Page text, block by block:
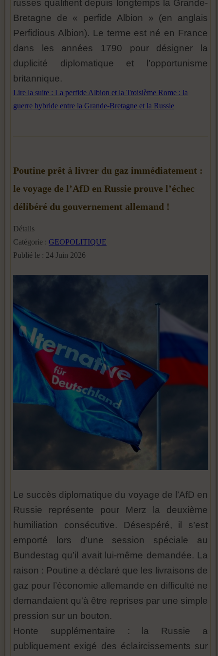
russes qualifient depuis longtemps la Grande-
Bretagne de « perfide Albion » (en anglais
Perfidious Albion). Le terme est né en France
dans les années 1790 pour désigner la
duplicité diplomatique et l’opportunisme
britannique.
Lire la suite : La perfide Albion et la Troisième Rome : la
guerre hybride entre la Grande-Bretagne et la Russie
Poutine prêt à livrer du gaz immédiatement :
le voyage de l’AfD en Russie prouve l’échec
délibéré du gouvernement allemand !
Détails
Catégorie : GEOPOLITIQUE
Publié le : 24 Juin 2026
Le succès diplomatique du voyage de l’AfD en
Russie représente pour Merz la deuxième
humiliation consécutive. Désespéré, il s’est
emporté lors d’une session spéciale au
Bundestag qu’il avait lui-même demandée. La
raison : Poutine a déclaré que les livraisons de
gaz pour l’économie allemande en difficulté ne
demandaient qu'à être reprises par une simple
pression sur un bouton.
Honte supplémentaire : la Russie a
publiquement exigé des éclaircissements sur